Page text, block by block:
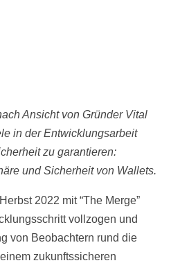
Ansicht von Gründer Vital
in der Entwicklungsarbeit
zu garantieren:
und Sicherheit von Wallets.
2022 mit “The Merge”
vollzogen und
von Beobachtern rund die
zukunftssicheren